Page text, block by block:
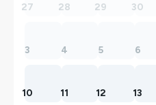
27 28 29 30
3 4 5 6
10 11 12 13